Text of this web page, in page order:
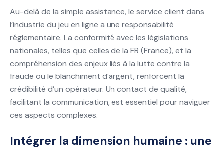
Au-delà de la simple assistance, le service client dans
l’industrie du jeu en ligne a une responsabilité
réglementaire. La conformité avec les législations
nationales, telles que celles de la FR (France), et la
compréhension des enjeux liés à la lutte contre la
fraude ou le blanchiment d’argent, renforcent la
crédibilité d’un opérateur. Un contact de qualité,
facilitant la communication, est essentiel pour naviguer
ces aspects complexes.
Intégrer la dimension humaine : une